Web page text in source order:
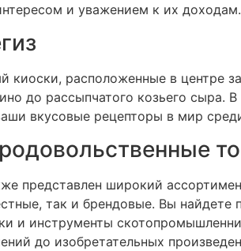
и уважением к их доходам.
киоски, расположенные в центре
до рассыпчатого козьего сыра.
вкусовые рецепторы в мир
представлен широкий
так и брендовые. Вы найдете
и инструменты
до изобретательных